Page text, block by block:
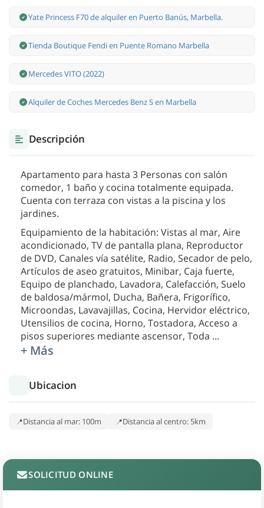
Yate Princess F70 de alquiler en Puerto Banús, Marbella.
Tienda Boutique Fendi en Puente Romano Marbella
Mercedes VITO (2022)
Alquiler de Coches Mercedes Benz S en Marbella
Descripción
Apartamento para hasta 3 Personas con salón
comedor, 1 baño y cocina totalmente equipada.
Cuenta con terraza con vistas a la piscina y los
jardines.
Equipamiento de la habitación: Vistas al mar, Aire
acondicionado, TV de pantalla plana, Reproductor
de DVD, Canales vía satélite, Radio, Secador de pelo,
Artículos de aseo gratuitos, Minibar, Caja fuerte,
Equipo de planchado, Lavadora, Calefacción, Suelo
de baldosa/mármol, Ducha, Bañera, Frigorífico,
Microondas, Lavavajillas, Cocina, Hervidor eléctrico,
Utensilios de cocina, Horno, Tostadora, Acceso a
pisos superiores mediante ascensor, Toda ...
+ Más
Ubicacion
Distancia al mar: 100m Distancia al centro: 5km
SOLICITUD ONLINE